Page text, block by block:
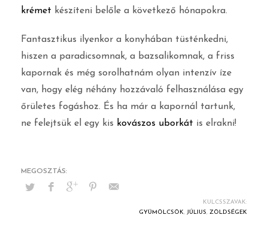
krémet készíteni belőle a következő hónapokra.
Fantasztikus ilyenkor a konyhában tüsténkedni,
hiszen a paradicsomnak, a bazsalikomnak, a friss
kapornak és még sorolhatnám olyan intenzív íze
van, hogy elég néhány hozzávaló felhasználása egy
őrületes fogáshoz. És ha már a kapornál tartunk,
ne felejtsük el egy kis kovászos uborkát is elrakni!
KULCSSZAVAK:
GYÜMÖLCSÖK, JÚLIUS, ZÖLDSÉGEK